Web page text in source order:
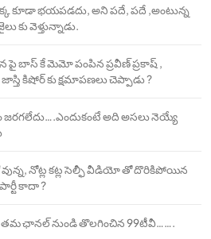
కూడా భయపడదు, అని పదే, పదే ,అంటున్న
కు వెళ్తున్నాడు.
పై బాస్ కే మెమో పంపిన ప్రవీణ్ ప్రకాష్ ,
కిషోర్ కు క్షమాపణలు చెప్పాడు ?
జరగలేదు….ఎందుకంటే అది అసలు నెయ్యే
వున్న, నోట్ల కట్ల సెల్ఫీ వీడియో తో దొరికిపోయిన
కాదా ?
తమ ఛానల్ నుండి తొలగించిన 99టీవీ…….